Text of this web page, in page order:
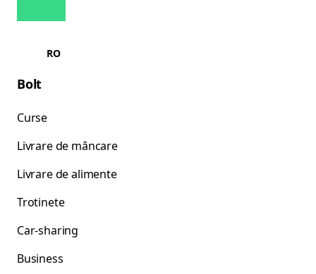
RO
Bolt
Curse
Livrare de mâncare
Livrare de alimente
Trotinete
Car-sharing
Business